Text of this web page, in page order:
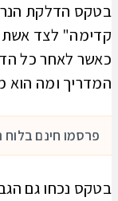
בטקס הדלקת
קדימה" לצד אשת
כאשר לאחר כל
המדריך ומה הוא
פרסמו חינם בלוח
בטקס נכחו גם